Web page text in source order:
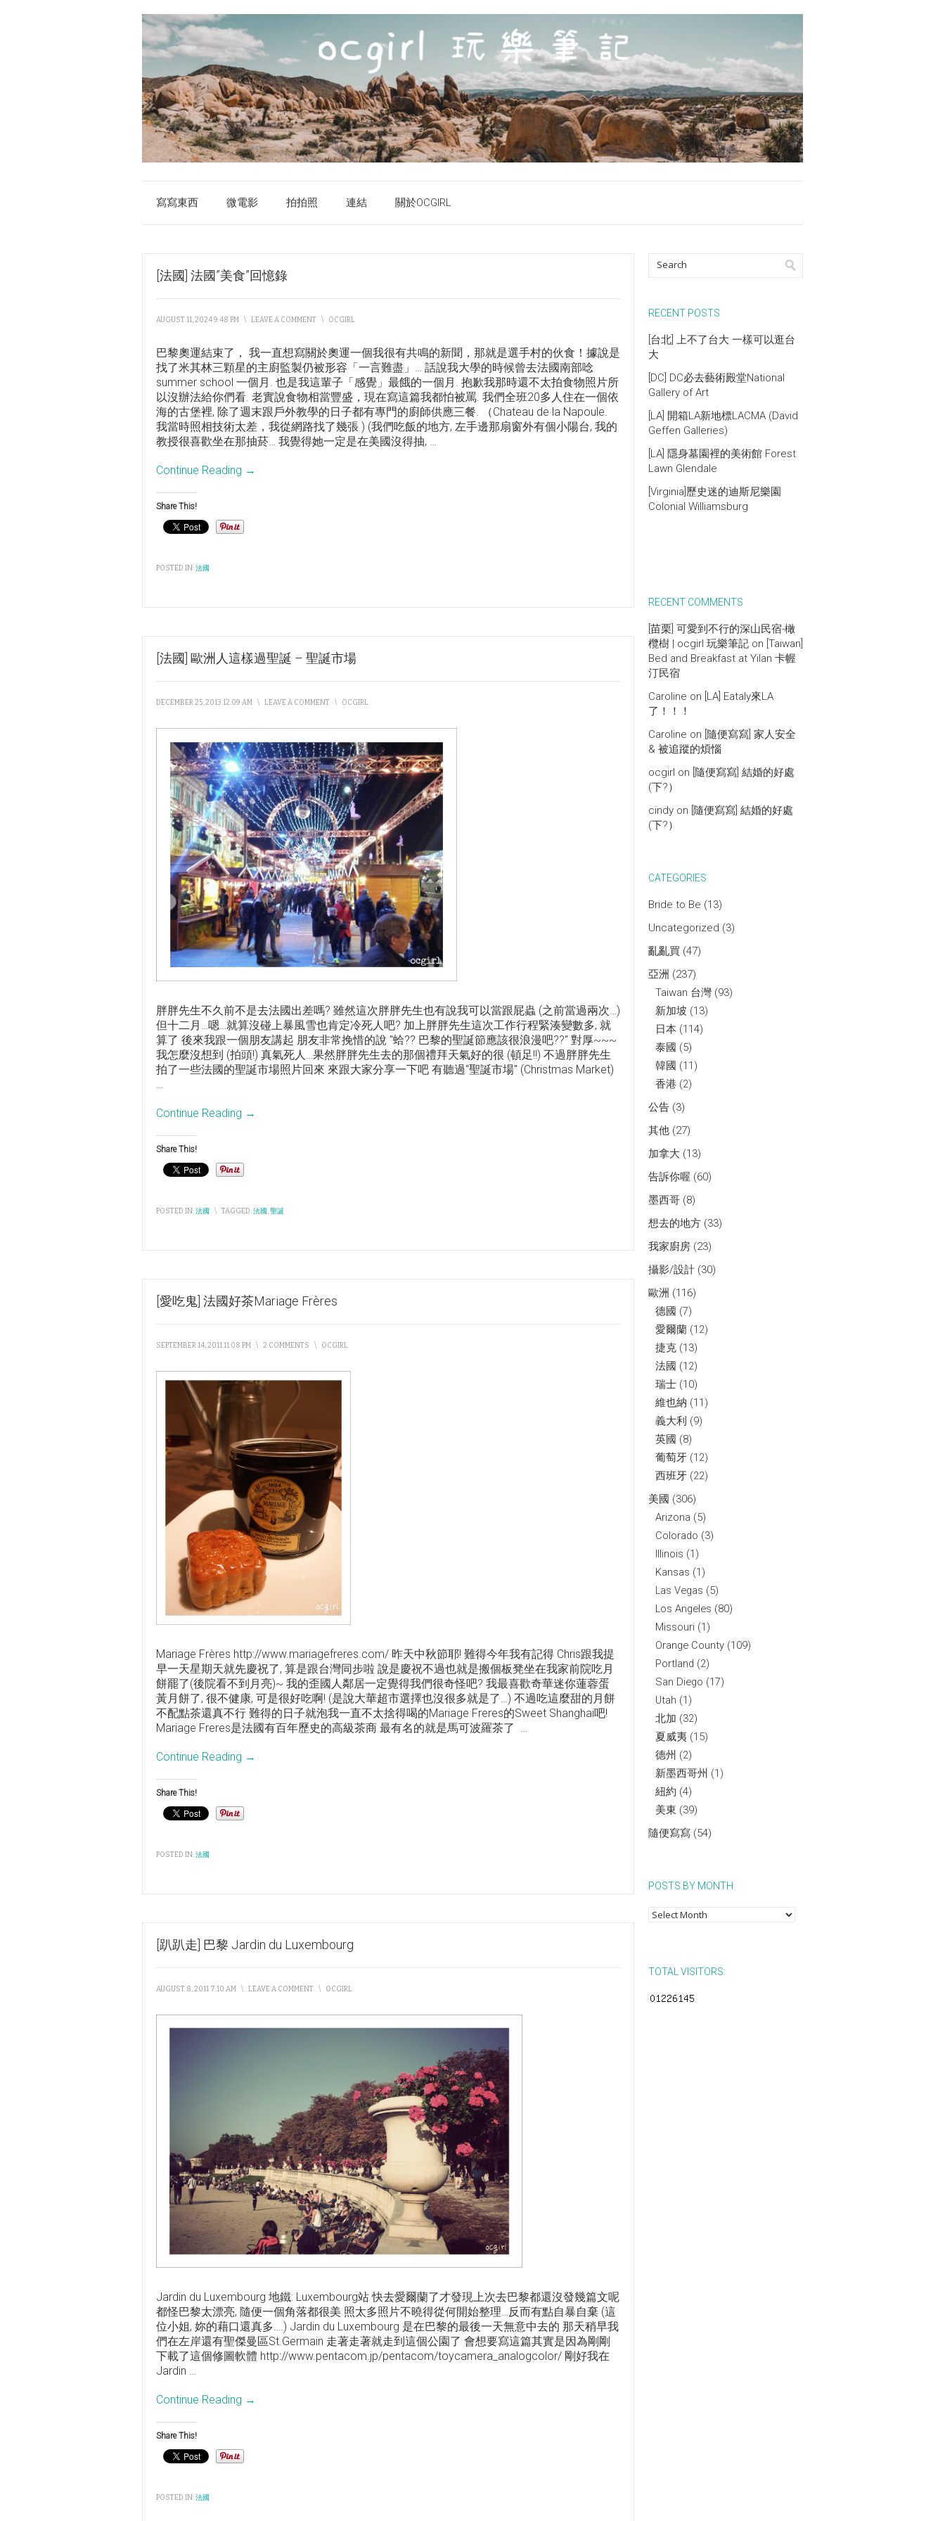
寫寫東西 微電影 拍拍照 連結 關於OCGIRL
[法國] 法國”美食”回憶錄
AUGUST 11, 2024 9:48 PM \ LEAVE A COMMENT \ OCGIRL
巴黎奧運結束了， 我一直想寫關於奧運一個我很有共鳴的新聞，那就是選手村的伙食！據說是
找了米其林三顆星的主廚監製仍被形容「一言難盡」… 話說我大學的時候曾去法國南部唸
summer school 一個月. 也是我這輩子「感覺」最餓的一個月. 抱歉我那時還不太拍食物照片所
以沒辦法給你們看. 老實說食物相當豐盛，現在寫這篇我都怕被罵. 我們全班20多人住在一個依
海的古堡裡, 除了週末跟戶外教學的日子都有專門的廚師供應三餐. （Chateau de la Napoule.
我當時照相技術太差，我從網路找了幾張 ) (我們吃飯的地方, 左手邊那扇窗外有個小陽台, 我的
教授很喜歡坐在那抽菸… 我覺得她一定是在美國沒得抽, …
Continue Reading →
Share This!
POSTED IN:法國
[法國] 歐洲人這樣過聖誕 – 聖誕市場
DECEMBER 25, 2013 12:09 AM \ LEAVE A COMMENT \ OCGIRL
胖胖先生不久前不是去法國出差嗎? 雖然這次胖胖先生也有說我可以當跟屁蟲 (之前當過兩次…)
但十二月…嗯…就算沒碰上暴風雪也肯定冷死人吧? 加上胖胖先生這次工作行程緊湊變數多, 就
算了 後來我跟一個朋友講起 朋友非常挽惜的說 "蛤?? 巴黎的聖誕節應該很浪漫吧??" 對厚~~~
我怎麼沒想到 (拍頭!) 真氣死人…果然胖胖先生去的那個禮拜天氣好的很 (頓足!!) 不過胖胖先生
拍了一些法國的聖誕市場照片回來 來跟大家分享一下吧 有聽過"聖誕市場" (Christmas Market)
…
Continue Reading →
Share This!
POSTED IN:法國 \ TAGGED:法國 ,聖誕
[愛吃鬼] 法國好茶Mariage Frères
SEPTEMBER 14, 2011 11:08 PM \ 2 COMMENTS \ OCGIRL
Mariage Frères http://www.mariagefreres.com/ 昨天中秋節耶! 難得今年我有記得 Chris跟我提
早一天星期天就先慶祝了, 算是跟台灣同步啦 說是慶祝不過也就是搬個板凳坐在我家前院吃月
餅罷了(後院看不到月亮)~ 我的歪國人鄰居一定覺得我們很奇怪吧? 我最喜歡奇華迷你蓮蓉蛋
黃月餅了, 很不健康, 可是很好吃啊! (是說大華超市選擇也沒很多就是了…) 不過吃這麼甜的月餅
不配點茶還真不行 難得的日子就泡我一直不太捨得喝的Mariage Freres的Sweet Shanghai吧!
Mariage Freres是法國有百年歷史的高級茶商 最有名的就是馬可波羅茶了
Continue Reading →
Share This!
POSTED IN:法國
[趴趴走] 巴黎 Jardin du Luxembourg
AUGUST 8, 2011 7:10 AM \ LEAVE A COMMENT \ OCGIRL
Jardin du Luxembourg 地鐵: Luxembourg站 快去愛爾蘭了才發現上次去巴黎都還沒發幾篇文呢
都怪巴黎太漂亮, 隨便一個角落都很美 照太多照片不曉得從何開始整理…反而有點自暴自棄 (這
位小姐, 妳的藉口還真多….) Jardin du Luxembourg 是在巴黎的最後一天無意中去的 那天稍早我
們在左岸還有聖傑曼區St.Germain 走著走著就走到這個公園了 會想要寫這篇其實是因為剛剛
下載了這個修圖軟體 http://www.pentacom.jp/pentacom/toycamera_analogcolor/ 剛好我在
Jardin
Continue Reading →
Share This!
POSTED IN:法國
RECENT POSTS
[台北] 上不了台大 一樣可以逛台
大
[DC] DC必去藝術殿堂National
Gallery of Art
[LA] 開箱LA新地標LACMA (David
Geffen Galleries)
[LA] 隱身墓園裡的美術館 Forest
Lawn Glendale
[Virginia]歷史迷的迪斯尼樂園
Colonial Williamsburg
RECENT COMMENTS
[苗栗] 可愛到不行的深山民宿-橄
欖樹 | ocgirl 玩樂筆記 on [Taiwan]
Bed and Breakfast at Yilan 卡幄
汀民宿
Caroline on [LA] Eataly來LA
了！！！
Caroline on [隨便寫寫] 家人安全
& 被追蹤的煩惱
ocgirl on [隨便寫寫] 結婚的好處
(下?）
cindy on [隨便寫寫] 結婚的好處
(下?）
CATEGORIES
Bride to Be (13)
Uncategorized (3)
亂亂買 (47)
亞洲 (237)
Taiwan 台灣 (93)
新加坡 (13)
日本 (114)
泰國 (5)
韓國 (11)
香港 (2)
公告 (3)
其他 (27)
加拿大 (13)
告訴你喔 (60)
墨西哥 (8)
想去的地方 (33)
我家廚房 (23)
攝影/設計 (30)
歐洲 (116)
德國 (7)
愛爾蘭 (12)
捷克 (13)
法國 (12)
瑞士 (10)
維也納 (11)
義大利 (9)
英國 (8)
葡萄牙 (12)
西班牙 (22)
美國 (306)
Arizona (5)
Colorado (3)
Illinois (1)
Kansas (1)
Las Vegas (5)
Los Angeles (80)
Missouri (1)
Orange County (109)
Portland (2)
San Diego (17)
Utah (1)
北加 (32)
夏威夷 (15)
德州 (2)
新墨西哥州 (1)
紐約 (4)
美東 (39)
隨便寫寫 (54)
POSTS BY MONTH
Posts
TOTAL VISITORS: